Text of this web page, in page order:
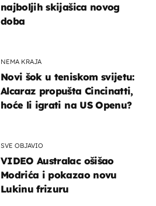
najboljih skijašica novog
doba
NEMA KRAJA
Novi šok u teniskom svijetu:
Alcaraz propušta Cincinatti,
hoće li igrati na US Openu?
SVE OBJAVIO
VIDEO Australac ošišao
Modrića i pokazao novu
Lukinu frizuru